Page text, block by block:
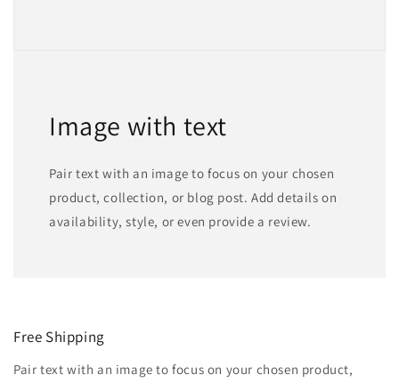
Image with text
Pair text with an image to focus on your chosen
product, collection, or blog post. Add details on
availability, style, or even provide a review.
Free Shipping
Pair text with an image to focus on your chosen product,